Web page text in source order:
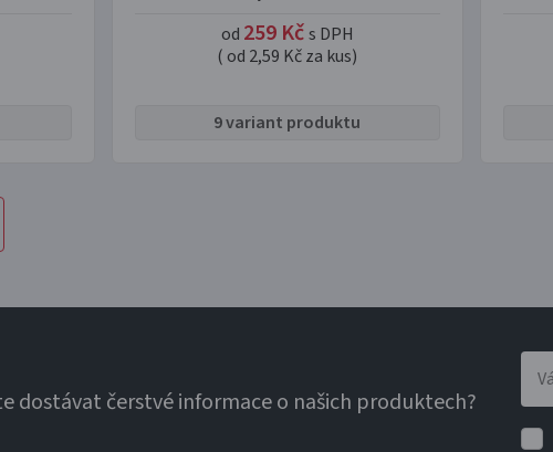
od 259 Kčs DPH
( od 2,59 Kč za kus)
9 variant produktu
dostávat čerstvé informace o našich produktech?